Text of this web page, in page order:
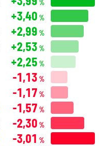
%
+3,40 %
+2,99 %
+2,53 %
+2,25 %
-1,13 %
-1,17 %
-1,57 %
-2,30 %
-3,01 %